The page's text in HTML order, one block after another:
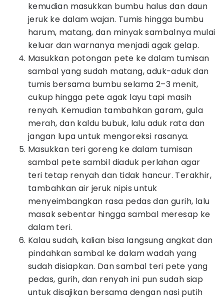
kemudian masukkan bumbu halus dan daun
jeruk ke dalam wajan. Tumis hingga bumbu
harum, matang, dan minyak sambalnya mulai
keluar dan warnanya menjadi agak gelap.
Masukkan potongan pete ke dalam tumisan
sambal yang sudah matang, aduk-aduk dan
tumis bersama bumbu selama 2–3 menit,
cukup hingga pete agak layu tapi masih
renyah. Kemudian tambahkan garam, gula
merah, dan kaldu bubuk, lalu aduk rata dan
jangan lupa untuk mengoreksi rasanya.
Masukkan teri goreng ke dalam tumisan
sambal pete sambil diaduk perlahan agar
teri tetap renyah dan tidak hancur. Terakhir,
tambahkan air jeruk nipis untuk
menyeimbangkan rasa pedas dan gurih, lalu
masak sebentar hingga sambal meresap ke
dalam teri.
Kalau sudah, kalian bisa langsung angkat dan
pindahkan sambal ke dalam wadah yang
sudah disiapkan. Dan sambal teri pete yang
pedas, gurih, dan renyah ini pun sudah siap
untuk disajikan bersama dengan nasi putih